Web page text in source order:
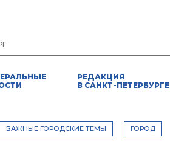
РЕДАКЦИЯ
В САНКТ-ПЕТЕРБУРГЕ
ВАЖНЫЕ ГОРОДСКИЕ ТЕМЫ ГОРОД